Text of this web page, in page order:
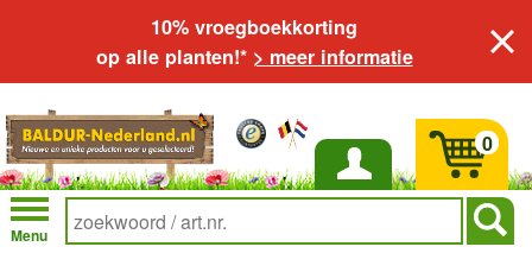
10% vroegboekkorting
op alle planten!* > meer informatie
Inloggen
Menu
0